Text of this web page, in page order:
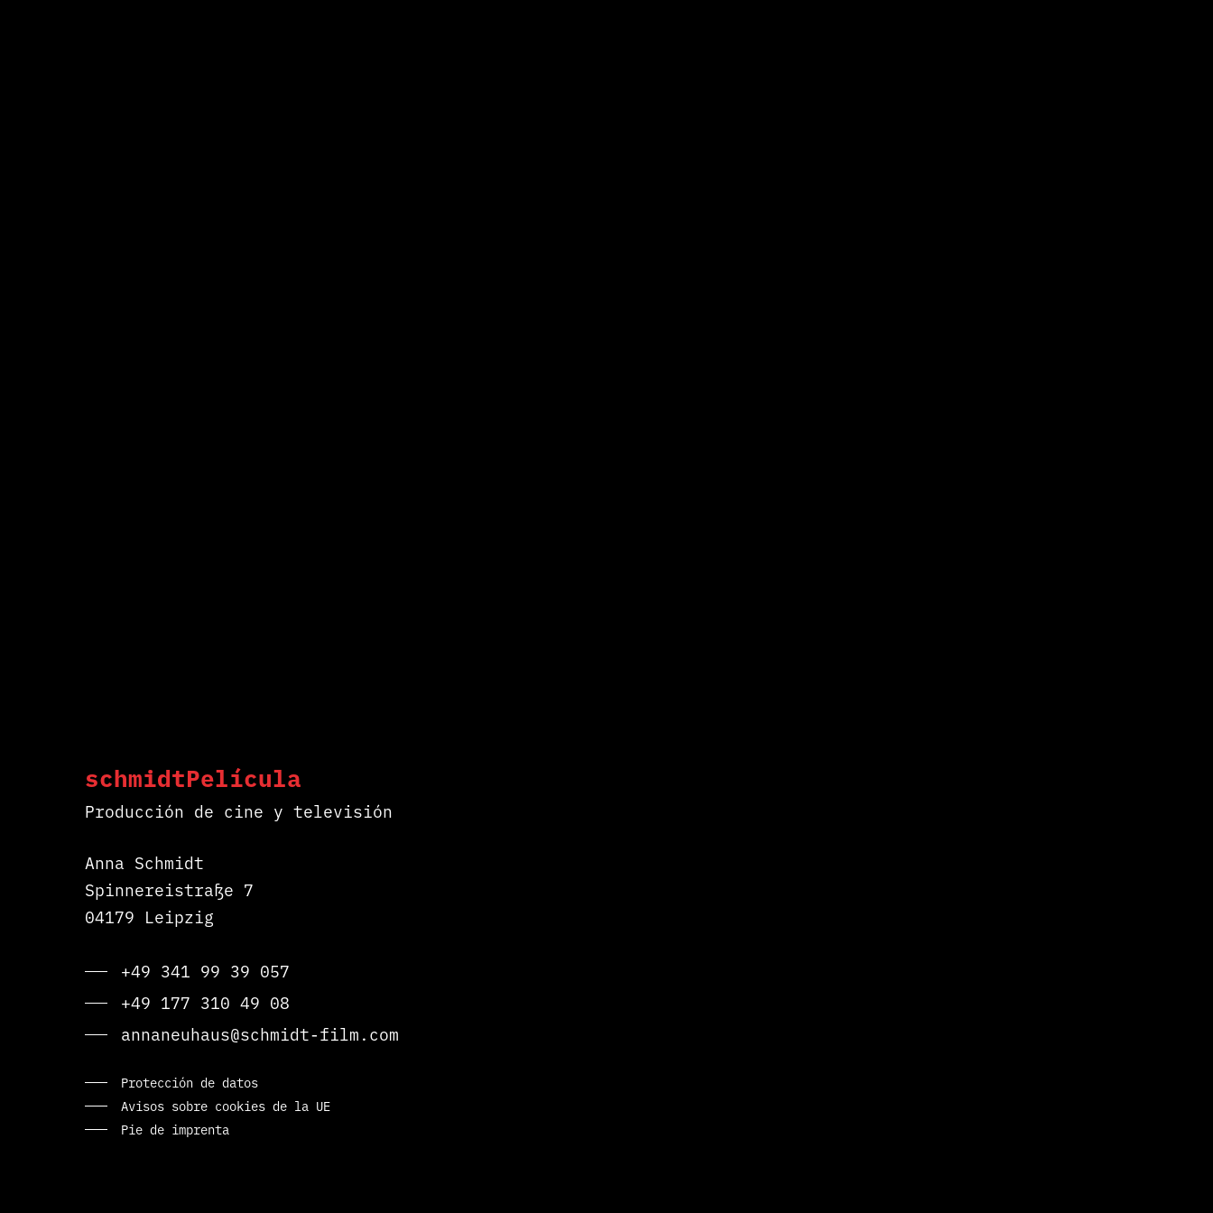
schmidtPelícula
Producción de cine y televisión
Anna Schmidt
Spinnereistraße 7
04179 Leipzig
+49 341 99 39 057
+49 177 310 49 08
annaneuhaus@schmidt-film.com
Protección de datos
Avisos sobre cookies de la UE
Pie de imprenta